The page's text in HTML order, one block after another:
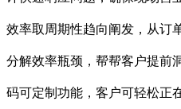
效率取周期性趋向阐发，从订
分解效率瓶颈，帮帮客户提前
码可定制功能，客户可轻松正